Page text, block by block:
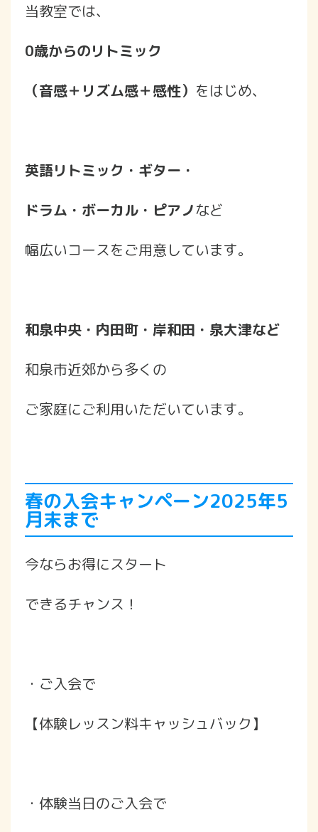
当教室では、
0歳からのリトミック
（音感＋リズム感＋感性） をはじめ、
英語リトミック・ギター・
ドラム・ボーカル・ピアノなど
幅広いコースをご用意しています。
和泉中央・内田町・岸和田・泉大津など
和泉市近郊から多くの
ご家庭にご利用いただいています。
春の入会キャンペーン2025年5
月末まで
今ならお得にスタート
できるチャンス！
・ご入会で
【体験レッスン料キャッシュバック】
・体験当日のご入会で